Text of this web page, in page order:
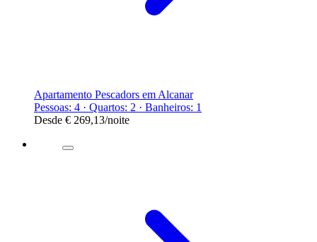
Apartamento Pescadors em Alcanar
Pessoas: 4 · Quartos: 2 · Banheiros: 1
Desde € 269,13/noite